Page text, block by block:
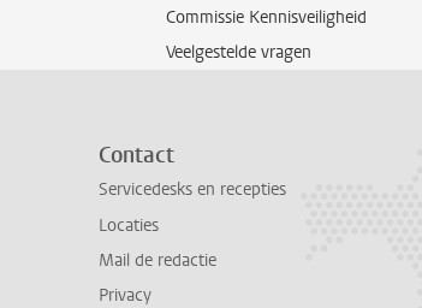
Commissie Kennisveiligheid
Veelgestelde vragen
Contact
Servicedesks en recepties
Locaties
Mail de redactie
Privacy